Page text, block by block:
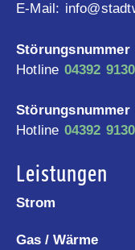
E-Mail:
Störungsnummer
Hotline 04392
Hotline 04392
Leistungen
Strom
Gas / Wärme